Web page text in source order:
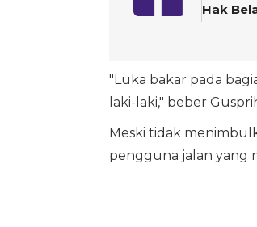
Hak
"Luka bakar pada
laki-laki," beber
Meski tidak
pengguna jalan yang